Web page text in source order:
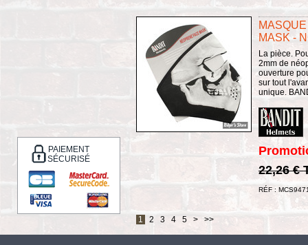
PAIEMENT
SÉCURISÉ
MASK -
La pièce.
2mm de
ouverture
sur tout
unique.
22,26 €
RÉF :
1 2 3 4 5 > >>